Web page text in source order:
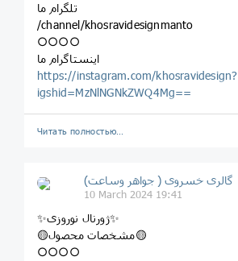
تلگرام ما
/channel/khosravidesignmanto
○○○○
اینستاگرام ما
https://instagram.com/khosravidesign?
igshid=MzNlNGNkZWQ4Mg==
Читать полностью…
گالری خسروی ( جواهر وساعت)
10 March 2024 19:41
✨ژورنال نوروزی✨
🟡مشخصات محصول🟡
○○○○